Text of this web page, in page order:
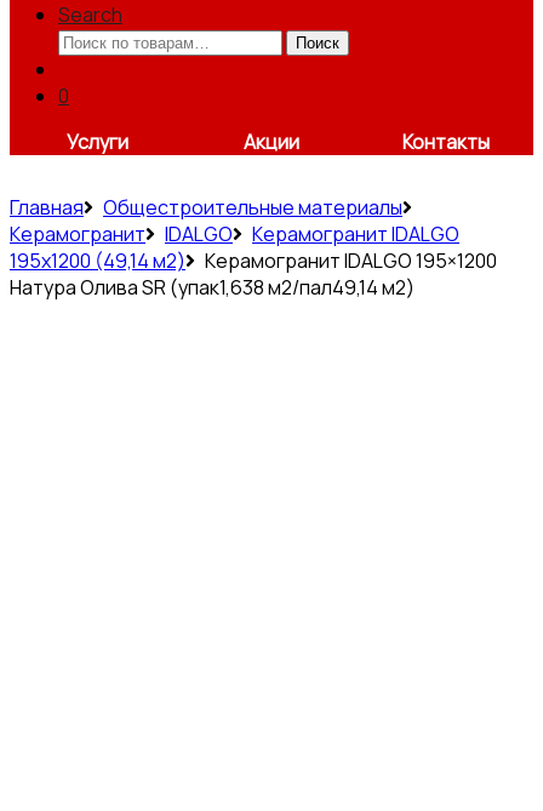
Search
Искать:
Поиск
0
Услуги
Акции Контакты
Главная
Общестроительные материалы
Керамогранит
IDALGO
Керамогранит IDALGO
195x1200 (49,14 м2)
Керамогранит IDALGO 195×1200
Натура Олива SR (упак1,638 м2/пал49,14 м2)